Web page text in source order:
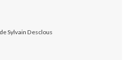
Sylvain Desclous